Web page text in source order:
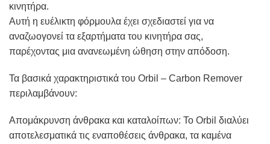
κινητήρα.
Αυτή η ευέλικτη φόρμουλα έχει σχεδιαστεί για να
αναζωογονεί τα εξαρτήματα του κινητήρα σας,
παρέχοντας μια ανανεωμένη ώθηση στην απόδοση.
Τα βασικά χαρακτηριστικά του Orbil – Carbon Remover
περιλαμβάνουν:
Απομάκρυνση άνθρακα και καταλοίπων: Το Orbil διαλύει
αποτελεσματικά τις εναποθέσεις άνθρακα, τα καμένα